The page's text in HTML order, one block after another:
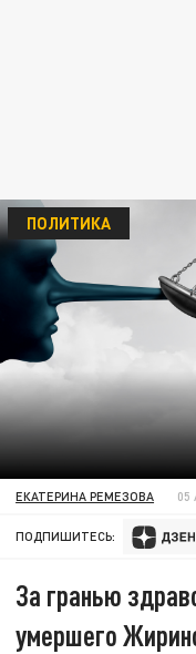
ПОЛИТИКА
ЕКАТЕРИНА РЕМЕЗОВА 05
ПОДПИШИТЕСЬ:
За гранью
умершего